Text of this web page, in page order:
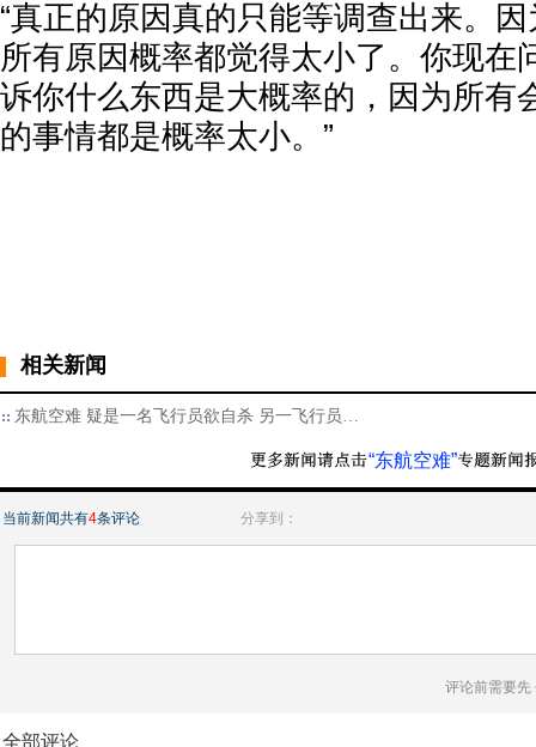
“真正的原因真的只能等调查出来。
所有原因概率都觉得太小了。你现在
诉你什么东西是大概率的，因为所有
的事情都是概率太小。”
相关新闻
东航空难 疑是一名飞行员欲自杀 另一飞行员…
“东航空难”
当前新闻共有4条评论 分享到：
评论前需要先
全部评论